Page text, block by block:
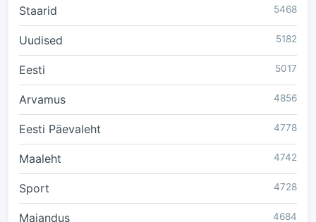
Staarid 5468
Uudised 5182
Eesti 5017
Arvamus 4856
Eesti Päevaleht 4778
Maaleht 4742
Sport 4728
Majandus 4684